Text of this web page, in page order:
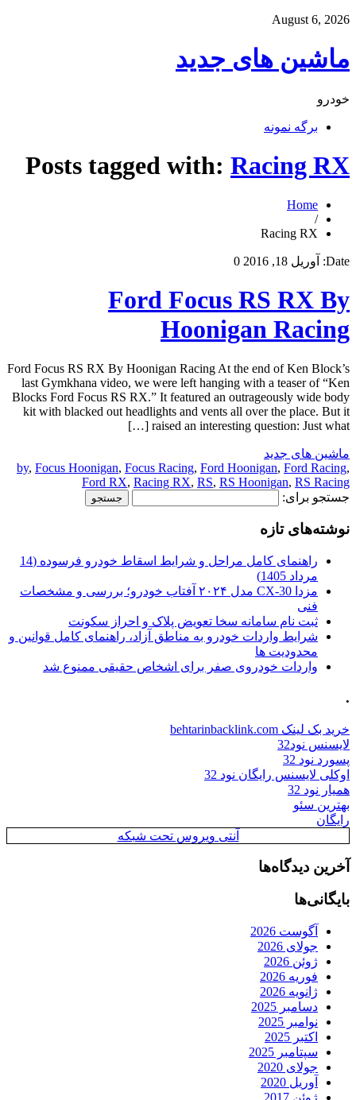
August 6, 2026
ماشین های جدید
خودرو
برگه نمونه
Posts tagged with: Racing RX
Home
/
Racing RX
Date: آوریل 18, 2016 0
Ford Focus RS RX By
Hoonigan Racing
Ford Focus RS RX By Hoonigan Racing At the end of Ken Block’s
last Gymkhana video, we were left hanging with a teaser of “Ken
Blocks Ford Focus RS RX.” It featured an outrageously wide body
kit with blacked out headlights and vents all over the place. But it
raised an interesting question: Just what […]
ماشین های جدید
by, Focus Hoonigan, Focus Racing, Ford Hoonigan, Ford Racing,
Ford RX, Racing RX, RS, RS Hoonigan, RS Racing
جستجو برای:
نوشته‌های تازه
راهنمای کامل مراحل و شرایط اسقاط خودرو فرسوده (14
مرداد 1405)
مزدا CX-30 مدل ۲۰۲۴ آفتاب خودرو؛ بررسی و مشخصات
فنی
ثبت نام سامانه سخا تعویض پلاک و احراز سکونت
شرایط واردات خودرو به مناطق آزاد، راهنمای کامل قوانین و
محدودیت ها
واردات خودروی صفر برای اشخاص حقیقی ممنوع شد
.
خرید بک لینک behtarinbacklink.com
لایسنس نود32
پسورد نود 32
اوکلی لایسنس رایگان نود 32
همیار نود 32
بهترین سئو
رایگان
آنتی ویروس تحت شبکه
آخرین دیدگاه‌ها
بایگانی‌ها
آگوست 2026
جولای 2026
ژوئن 2026
فوریه 2026
ژانویه 2026
دسامبر 2025
نوامبر 2025
اکتبر 2025
سپتامبر 2025
جولای 2020
آوریل 2020
ژوئن 2017